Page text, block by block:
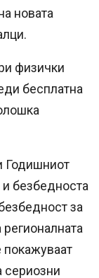
новата
физички
бесплатна
Годишниот
безбедноста
за
сериозни